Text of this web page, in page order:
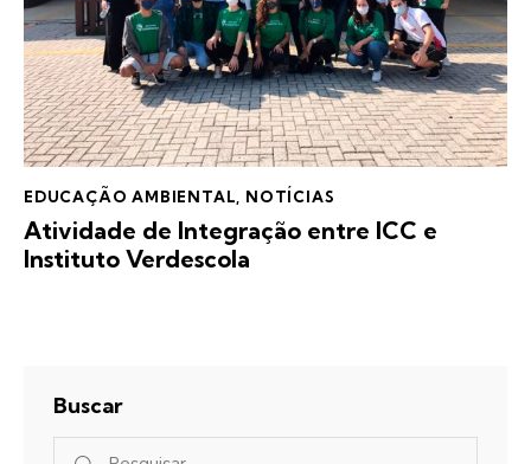
EDUCAÇÃO AMBIENTAL NOTÍCIAS
Atividade de Integração entre ICC e
Instituto Verdescola
Buscar